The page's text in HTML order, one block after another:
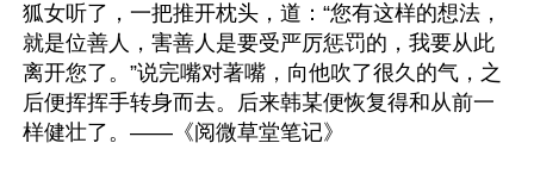
狐女听了，一把推开枕头，道：“您有这样的想法，
就是位善人，害善人是要受严厉惩罚的，我要从此
离开您了。”说完嘴对著嘴，向他吹了很久的气，之
后便挥挥手转身而去。后来韩某便恢复得和从前一
样健壮了。——《阅微草堂笔记》